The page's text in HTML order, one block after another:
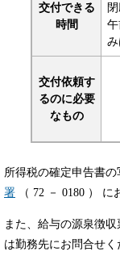
交付できる
時間
み
交付依頼す
るのに必要
なもの
所得税の確定申告書の
署 （ 72 － 0180 ） に
また、給与の源泉徴
は勤務先にお問合せく